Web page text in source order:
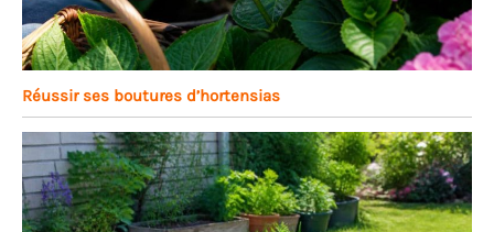
Réussir ses boutures d’hortensias